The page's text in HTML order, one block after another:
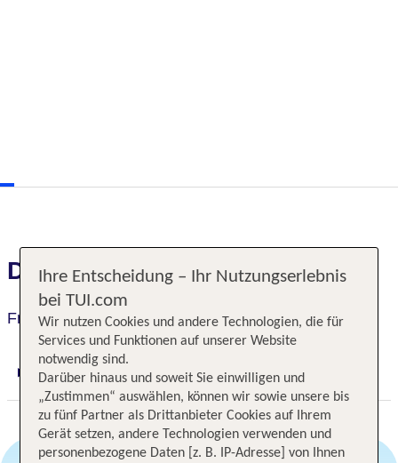
Das erwartet Sie
Fruit & Spice Wellness Resort
Digitaler und telefonischer 24/7 TUI Service
Ihre Entscheidung – Ihr Nutzungserlebnis
bei TUI.com
Wir nutzen Cookies und andere Technologien, die für
Services und Funktionen auf unserer Website
notwendig sind.
Darüber hinaus und soweit Sie einwilligen und
„Zustimmen“ auswählen, können wir sowie unsere bis
zu fünf Partner als Drittanbieter Cookies auf Ihrem
Gerät setzen, andere Technologien verwenden und
personenbezogene Daten [z. B. IP-Adresse] von Ihnen